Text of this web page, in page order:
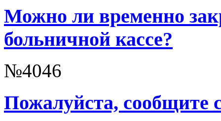
Можно ли временно
больничной кассе?
№4046
Пожалуйста, сообщите